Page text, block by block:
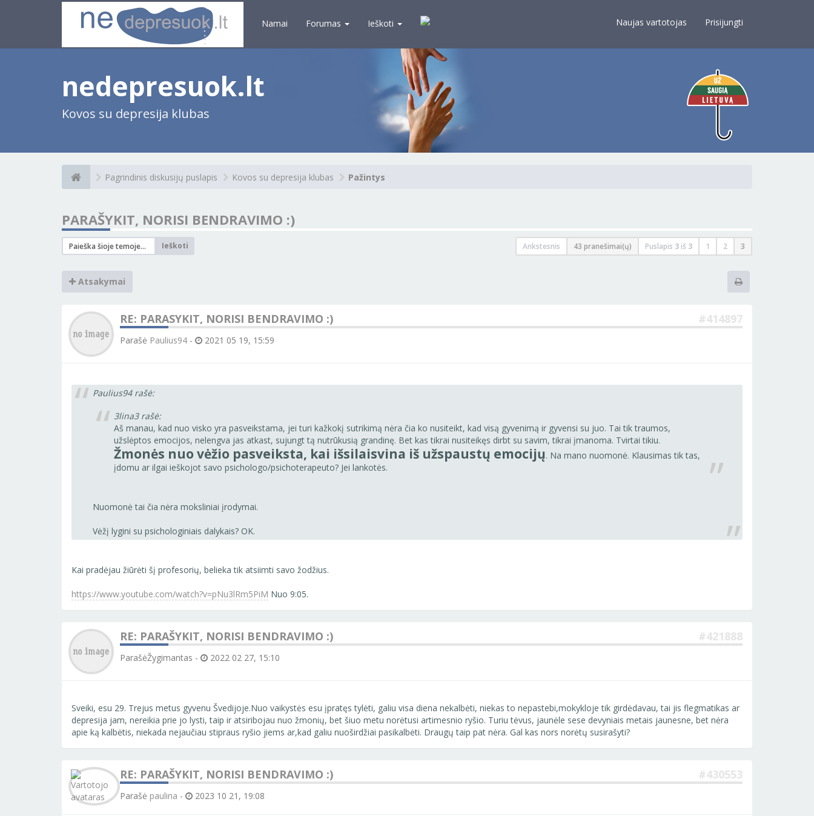
Namai Forumas Ieškoti Naujas vartotojas Prisijungti
nedepresuok.lt
Kovos su depresija klubas
Pagrindinis diskusijų puslapis Kovos su depresija klubas Pažintys
PARAŠYKIT, NORISI BENDRAVIMO :)
Ieškoti Ankstesnis 43 pranešimai(ų) Puslapis 3 iš 3 1 2 3
Atsakymai
RE: PARASYKIT, NORISI BENDRAVIMO :) #414897
Parašė Paulius94 - 2021 05 19, 15:59
Paulius94 rašė:
3lina3 rašė:
Aš manau, kad nuo visko yra pasveikstama, jei turi kažkokį sutrikimą nėra čia ko nusiteikt, kad visą gyvenimą ir gyvensi su juo. Tai tik traumos,
užslėptos emocijos, nelengva jas atkast, sujungt tą nutrūkusią grandinę. Bet kas tikrai nusiteikęs dirbt su savim, tikrai įmanoma. Tvirtai tikiu.
Žmonės nuo vėžio pasveiksta, kai išsilaisvina iš užspaustų emocijų. Na mano nuomonė. Klausimas tik tas,
įdomu ar ilgai ieškojot savo psichologo/psichoterapeuto? Jei lankotės.
Nuomonė tai čia nėra moksliniai įrodymai.
Vėžį lygini su psichologiniais dalykais? OK.
Kai pradėjau žiūrėti šį profesorių, belieka tik atsiimti savo žodžius.
https://www.youtube.com/watch?v=pNu3lRm5PiM Nuo 9:05.
RE: PARAŠYKIT, NORISI BENDRAVIMO :) #421888
ParašėŽygimantas - 2022 02 27, 15:10
Sveiki, esu 29. Trejus metus gyvenu Švedijoje.Nuo vaikystės esu įpratęs tylėti, galiu visa diena nekalbėti, niekas to nepastebi,mokykloje tik girdėdavau, tai jis flegmatikas ar
depresija jam, nereikia prie jo lysti, taip ir atsiribojau nuo žmonių, bet šiuo metu norėtusi artimesnio ryšio. Turiu tėvus, jaunėle sese devyniais metais jaunesne, bet nėra
apie ką kalbėtis, niekada nejaučiau stipraus ryšio jiems ar,kad galiu nuoširdžiai pasikalbėti. Draugų taip pat nėra. Gal kas nors norėtų susirašyti?
RE: PARAŠYKIT, NORISI BENDRAVIMO :) #430553
Parašė paulina - 2023 10 21, 19:08